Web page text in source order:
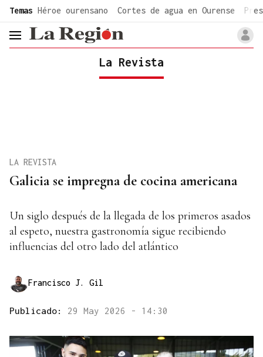
common.go-to-content
Temas Héroe ourensano Cortes de agua en Ourense
header.menu.open
La Revista
Galicia se impregna de cocina americana
LA REVISTA
Un siglo después de la llegada de los primeros asados
al espeto, nuestra gastronomía sigue recibiendo
influencias del otro lado del atlántico
Francisco J. Gil
Publicado: 29 May 2026 - 14:30